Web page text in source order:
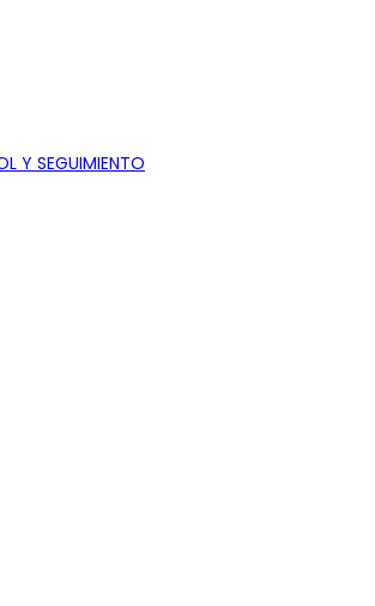
Y SEGUIMIENTO